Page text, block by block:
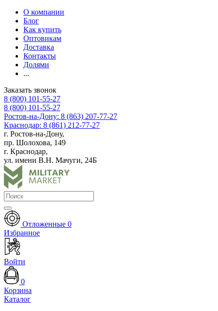
О компании
Блог
Как купить
Оптовикам
Доставка
Контакты
Долями
...
Заказать звонок
8 (800) 101-55-27
8 (800) 101-55-27
Ростов-на-Дону: 8 (863) 207-77-27
Краснодар: 8 (861) 212-77-27
г. Ростов-на-Дону,
пр. Шолохова, 149
г. Краснодар,
ул. имени В.Н. Мачуги, 24Б
Отложенные 0
Избранное
Войти
0
Корзина
Каталог